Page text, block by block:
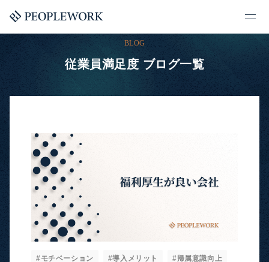
BLOG
従業員満足度 ブログ一覧
#モチベーション #導入メリット #帰属意識向上